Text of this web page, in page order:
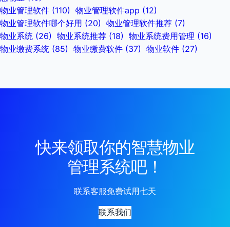
物业管理软件 (110) 物业管理软件app (12)
物业管理软件哪个好用 (20) 物业管理软件推荐 (7)
物业系统 (26) 物业系统推荐 (18) 物业系统费用管理 (16)
物业缴费系统 (85) 物业缴费软件 (37) 物业软件 (27)
快来领取你的智慧物业
管理系统吧！
联系客服免费试用七天
联系我们